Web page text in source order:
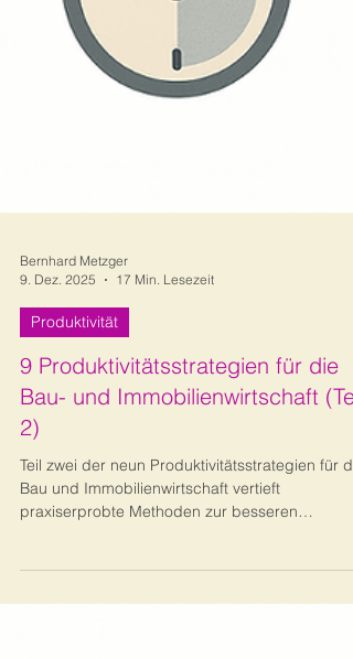
9. Dez. 2025
17 Min. Lesezeit
Produktivität
9 Produktivitätsstrategien für die
Bau- und Immobilienwirtschaft (Teil
2)
Teil zwei der neun Produktivitätsstrategien für
Selbstorganisation, Priorisierung und